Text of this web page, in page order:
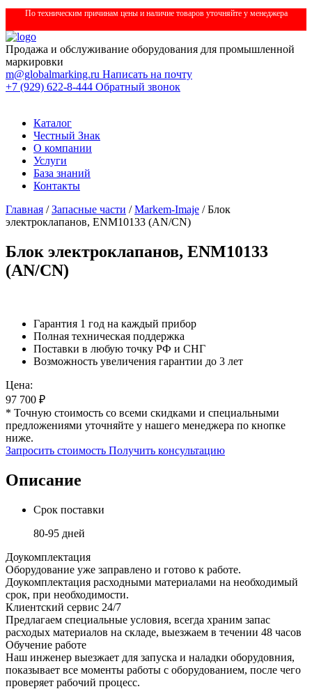
По техническим причинам цены и наличие товаров уточняйте у менеджера
Продажа и обслуживание оборудования для промышленной
маркировки
m@globalmarking.ru Написать на почту
+7 (929) 622-8-444 Обратный звонок
Каталог
Честный Знак
О компании
Услуги
База знаний
Контакты
Главная /Запасные части /Markem-Imaje / Блок
электроклапанов, ENM10133 (AN/CN)
Блок электроклапанов, ENM10133
(AN/CN)
Гарантия 1 год на каждый прибор
Полная техническая поддержка
Поставки в любую точку РФ и СНГ
Возможность увеличения гарантии до 3 лет
Цена:
97 700 ₽
* Точную стоимость со всеми скидками и специальными
предложениями уточняйте у нашего менеджера по кнопке
ниже.
Запросить стоимость Получить консультацию
Описание
Срок поставки
80-95 дней
Доукомплектация
Оборудование уже заправлено и готово к работе.
Доукомплектация расходными материалами на необходимый
срок, при необходимости.
Клиентский сервис 24/7
Предлагаем специальные условия, всегда храним запас
расходых материалов на складе, выезжаем в течении 48 часов
Обучение работе
Наш инженер выезжает для запуска и наладки оборудовния,
показывает все моменты работы с оборудованием, после чего
проверяет рабочий процесс.